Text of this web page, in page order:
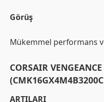
Görüş
Mükemmel performans
CORSAIR
ARTILARI